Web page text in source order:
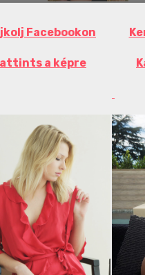
Lamine Yamalt
Facebookon
a képre